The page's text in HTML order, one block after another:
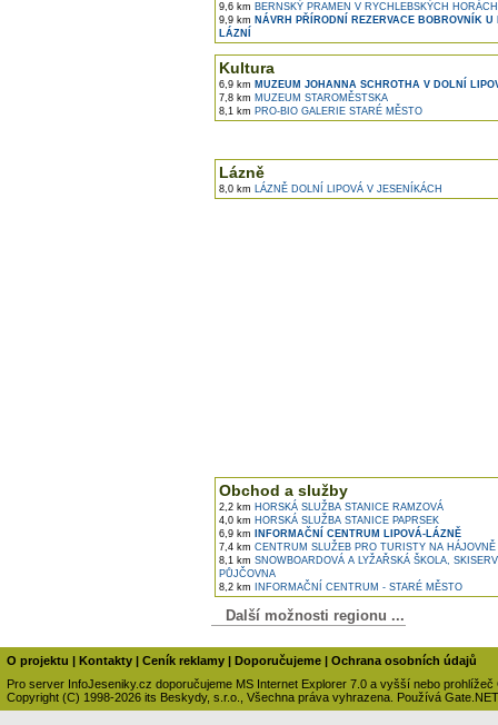
9,6 km BERNSKÝ PRAMEN V RYCHLEBSKÝCH HORÁCH
9,9 km NÁVRH PŘÍRODNÍ REZERVACE BOBROVNÍK U
LÁZNÍ
Kultura
6,9 km MUZEUM JOHANNA SCHROTHA V DOLNÍ
7,8 km MUZEUM STAROMĚSTSKA
8,1 km PRO-BIO GALERIE STARÉ MĚSTO
Lázně
8,0 km LÁZNĚ DOLNÍ LIPOVÁ V JESENÍKÁCH
Obchod a služby
2,2 km HORSKÁ SLUŽBA STANICE RAMZOVÁ
4,0 km HORSKÁ SLUŽBA STANICE PAPRSEK
6,9 km
INFORMAČNÍ CENTRUM LIPOVÁ-LÁZNĚ
7,4 km CENTRUM SLUŽEB PRO TURISTY NA HÁJOVNĚ
8,1 km SNOWBOARDOVÁ A LYŽAŘSKÁ ŠKOLA,
PŮJČOVNA
8,2 km INFORMAČNÍ CENTRUM - STARÉ MĚSTO
Další možnosti regionu ...
O projektu | Kontakty | Ceník reklamy | Doporučujeme | Ochrana osobních údajů
Pro server InfoJeseniky.cz doporučujeme MS Internet Explorer 7.0 a vyšší nebo prohlížeč
Copyright (C) 1998-2026 its Beskydy, s.r.o., Všechna práva vyhrazena. Používá